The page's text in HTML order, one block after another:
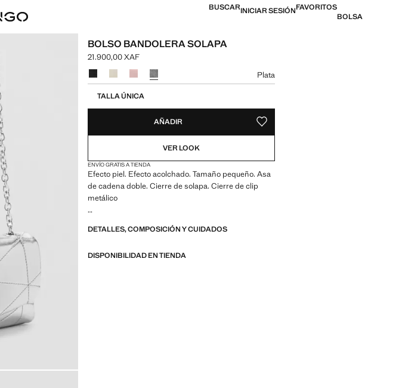
BUSCARINICIAR SESIÓNFAVORITOS
BOLSA
BOLSO BANDOLERA SOLAPA
Precio actual [21.900,00 XAF ]
21.900,00 XAF
Selecciona un color
Plata
Selecciona tu talla
TALLA ÚNICA
AÑADIR GUARDAR COMO FAVORITO
VER LOOK
ENVÍO GRATIS A TIENDA
Efecto piel. Efecto acolchado. Tamaño pequeño. Asa
de cadena doble. Cierre de solapa. Cierre de clip
metálico
DETALLES, COMPOSICIÓN Y CUIDADOS
DISPONIBILIDAD EN TIENDA